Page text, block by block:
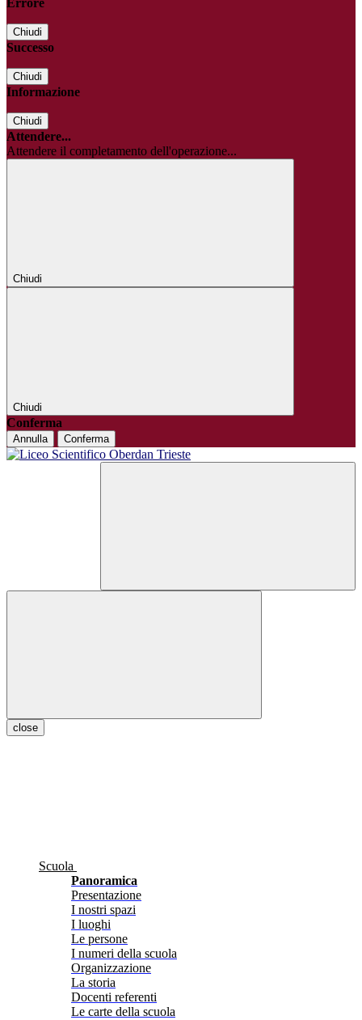
Errore
Chiudi
Successo
Chiudi
Informazione
Chiudi
Attendere...
Attendere il completamento dell'operazione...
Chiudi
Chiudi
Conferma
Annulla Conferma
close
Scuola
Panoramica
Presentazione
I nostri spazi
I luoghi
Le persone
I numeri della scuola
Organizzazione
La storia
Docenti referenti
Le carte della scuola